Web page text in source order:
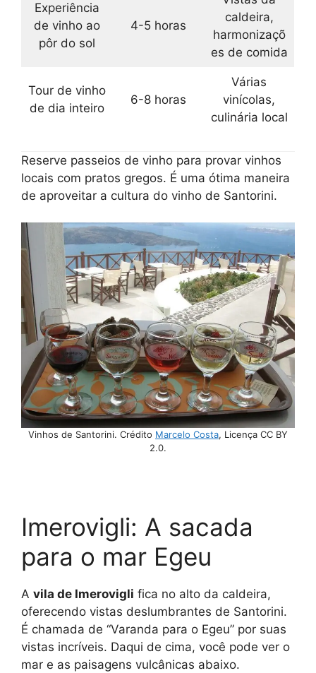
Experiência
de vinho ao
pôr do sol
4-5 horas
caldeira,
harmonizaçõ
es de comida
Tour de vinho
de dia inteiro
6-8 horas
Várias
vinícolas,
culinária local
Reserve passeios de vinho para provar vinhos
locais com pratos gregos. É uma ótima maneira
de aproveitar a cultura do vinho de Santorini.
Vinhos de Santorini. Crédito Marcelo Costa, Licença CC BY
2.0.
Imerovigli: A sacada
para o mar Egeu
A vila de Imerovigli fica no alto da caldeira,
oferecendo vistas deslumbrantes de Santorini.
É chamada de “Varanda para o Egeu” por suas
vistas incríveis. Daqui de cima, você pode ver o
mar e as paisagens vulcânicas abaixo.